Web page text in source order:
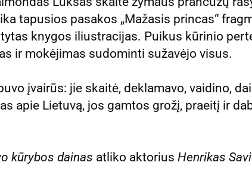
tapusios pasakos „Mažasis princas“
knygos iliustracijas. Puikus kūrinio
ir mokėjimas sudominti sužavėjo visus.
įvairūs: jie skaitė, deklamavo, vaidino,
apie Lietuvą, jos gamtos grožį, praeitį ir
kūrybos dainas atliko aktorius Henrikas